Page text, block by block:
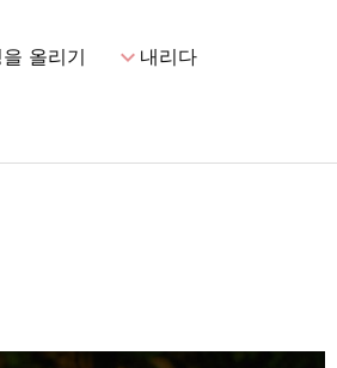
올리기 expand_more내리다